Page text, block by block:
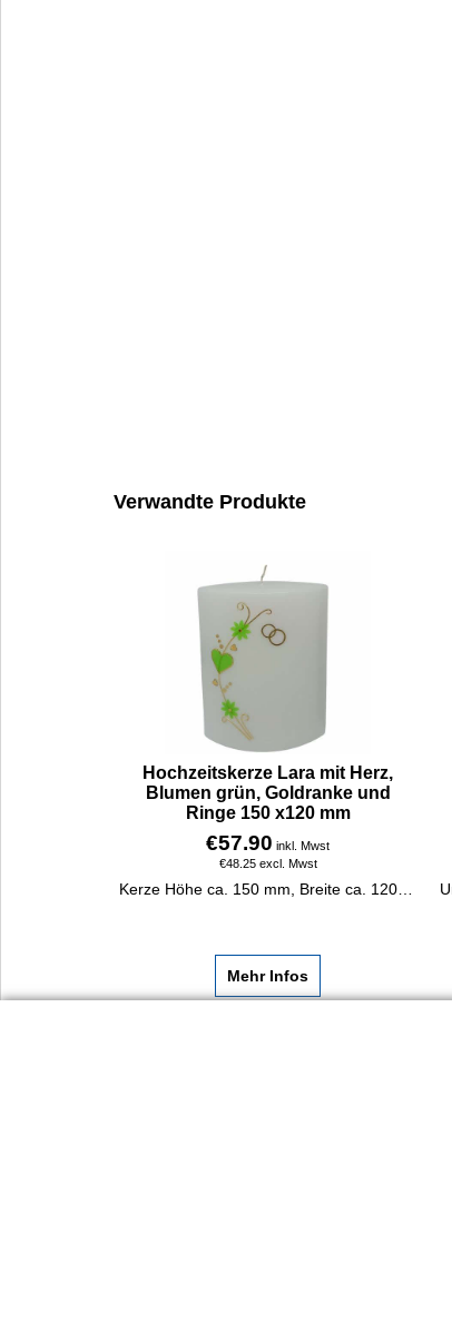
Verwandte Produkte
Hochzeitskerze Lara mit Herz,
Blumen grün, Goldranke und
Ringe 150 x120 mm
€57.90 inkl. Mwst
€48.25 excl. Mwst
Kerze Höhe ca. 150 mm, Breite ca. 120 mm. Kerzenbeschriftung, falls gewünscht, in Goldfolie.
Mehr Infos